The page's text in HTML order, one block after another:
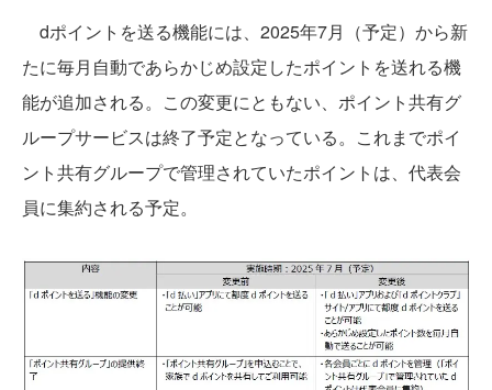
dポイントを送る機能には、2025年7月（予定）から新
たに毎月自動であらかじめ設定したポイントを送れる機
能が追加される。この変更にともない、ポイント共有グ
ループサービスは終了予定となっている。これまでポイ
ント共有グループで管理されていたポイントは、代表会
員に集約される予定。